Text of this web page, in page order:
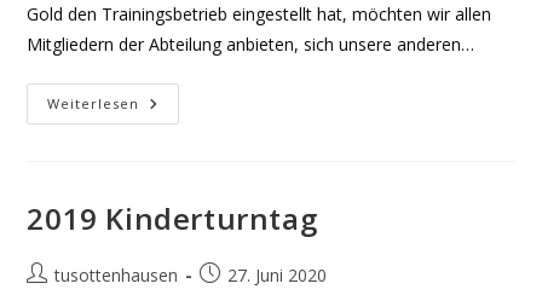
Gold den Trainingsbetrieb eingestellt hat, möchten wir allen
Mitgliedern der Abteilung anbieten, sich unsere anderen…
Weiterlesen Auflösung
Tanzsportgarde
2019 Kinderturntag
Beitrags-
tusottenhausen
Beitrag27. Juni 2020